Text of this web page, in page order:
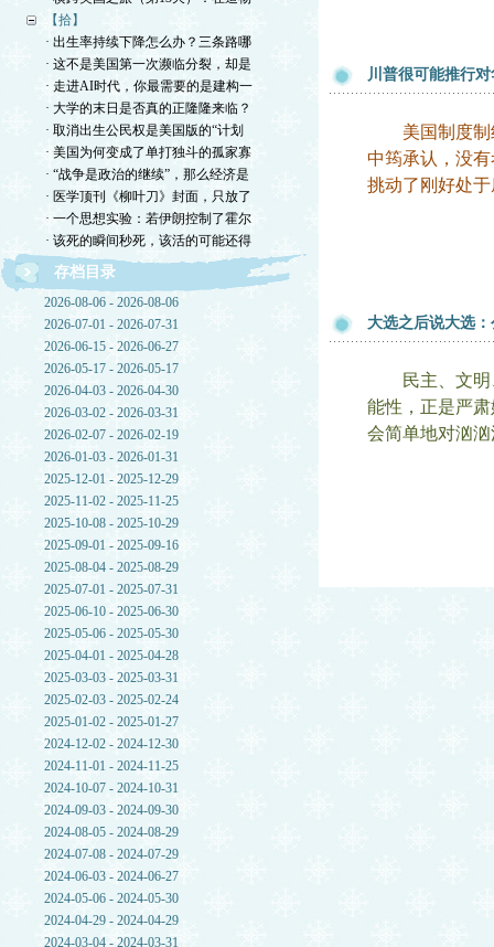
【拾】
· 出生率持续下降怎么办？三条路哪
· 这不是美国第一次濒临分裂，却是
· 走进AI时代，你最需要的是建构一
· 大学的末日是否真的正隆隆来临？
· 取消出生公民权是美国版的“计划
· 美国为何变成了单打独斗的孤家寡
· “战争是政治的继续”，那么经济是
· 医学顶刊《柳叶刀》封面，只放了
· 一个思想实验：若伊朗控制了霍尔
· 该死的瞬间秒死，该活的可能还得
存档目录
2026-08-06 - 2026-08-06
2026-07-01 - 2026-07-31
2026-06-15 - 2026-06-27
2026-05-17 - 2026-05-17
2026-04-03 - 2026-04-30
2026-03-02 - 2026-03-31
2026-02-07 - 2026-02-19
2026-01-03 - 2026-01-31
2025-12-01 - 2025-12-29
2025-11-02 - 2025-11-25
2025-10-08 - 2025-10-29
2025-09-01 - 2025-09-16
2025-08-04 - 2025-08-29
2025-07-01 - 2025-07-31
2025-06-10 - 2025-06-30
2025-05-06 - 2025-05-30
2025-04-01 - 2025-04-28
2025-03-03 - 2025-03-31
2025-02-03 - 2025-02-24
2025-01-02 - 2025-01-27
2024-12-02 - 2024-12-30
2024-11-01 - 2024-11-25
2024-10-07 - 2024-10-31
2024-09-03 - 2024-09-30
2024-08-05 - 2024-08-29
2024-07-08 - 2024-07-29
2024-06-03 - 2024-06-27
2024-05-06 - 2024-05-30
2024-04-29 - 2024-04-29
2024-03-04 - 2024-03-31
川普很可能推行
美国制度制约
中筠承认，没
挑动了刚好处
大选之后说大选
民主、文明、
能性，正是严
会简单地对汹